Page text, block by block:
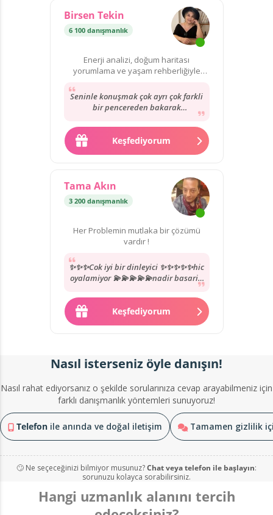
Birsen Tekin
6 100 danışmanlık
Enerji analizi, doğum haritası
yorumlama ve yaşam rehberliğiyle
Seninle konuşmak çok ayrı çok farkli
bir pencereden bakarak
yetenek !!! Sonradan...
Keşfediyorum
Tama Akın
3 200 danışmanlık
Her Problemin mutlaka bir çözümü
vardır !
✨✨✨Cok iyi bir dinleyici ✨✨✨✨✨hic
oyalamiyor 💫💫💫💫💫nadir basarili
uzmanlardan yol göstermesi karsi
tarafida anlamasi...
Keşfediyorum
Nasıl isterseniz öyle danışın!
Nasıl rahat ediyorsanız o şekilde sorularınıza cevap arayabilmeniz için
farklı danışmanlık yöntemleri sunuyoruz!
Telefon ile anında ve doğal iletişim Tamamen gizlilik
🙄 Ne seçeceğinizi bilmiyor musunuz?Chat veya telefon ile başlayın:
sorunuzu kolayca sorabilirsiniz.
Hangi uzmanlık alanını tercih